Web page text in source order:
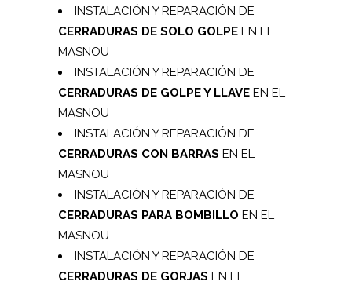
INSTALACIÓN Y REPARACIÓN DE
CERRADURAS DE SOLO GOLPE EN EL
MASNOU
INSTALACIÓN Y REPARACIÓN DE
CERRADURAS DE GOLPE Y LLAVE EN EL
MASNOU
INSTALACIÓN Y REPARACIÓN DE
CERRADURAS CON BARRAS EN EL
MASNOU
INSTALACIÓN Y REPARACIÓN DE
CERRADURAS PARA BOMBILLO EN EL
MASNOU
INSTALACIÓN Y REPARACIÓN DE
CERRADURAS DE GORJAS EN EL